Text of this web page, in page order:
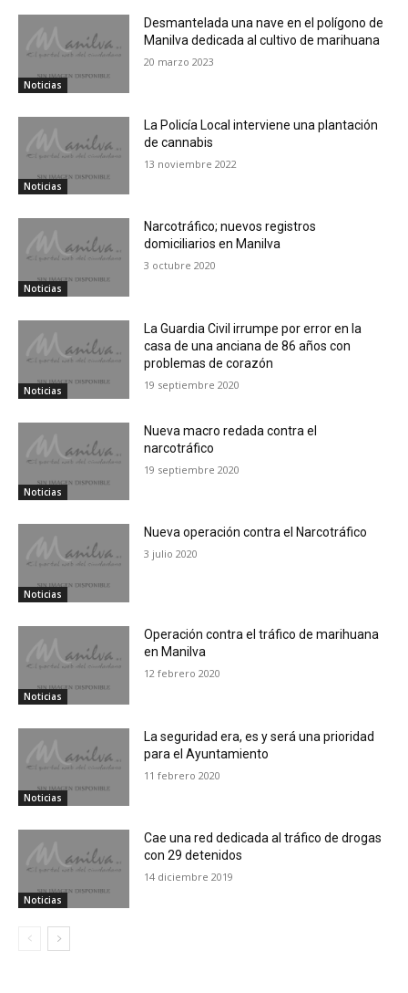
Noticias
Desmantelada una nave en el polígono de
Manilva dedicada al cultivo de marihuana
20 marzo 2023
Noticias
La Policía Local interviene una plantación
de cannabis
13 noviembre 2022
Noticias
Narcotráfico; nuevos registros
domiciliarios en Manilva
3 octubre 2020
Noticias
La Guardia Civil irrumpe por error en la
casa de una anciana de 86 años con
problemas de corazón
19 septiembre 2020
Noticias
Nueva macro redada contra el
narcotráfico
19 septiembre 2020
Noticias
Nueva operación contra el Narcotráfico
3 julio 2020
Noticias
Operación contra el tráfico de marihuana
en Manilva
12 febrero 2020
Noticias
La seguridad era, es y será una prioridad
para el Ayuntamiento
11 febrero 2020
Noticias
Cae una red dedicada al tráfico de drogas
con 29 detenidos
14 diciembre 2019